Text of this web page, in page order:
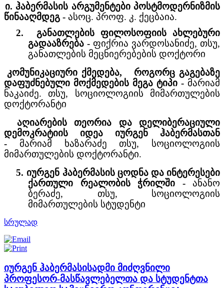
ი. ჰაბერმასის არგუმენტები პოსტმოდერნიზმის
წინააღმდეგ - ასოც. პროფ. კ. ქეცბაია.
2.
განათლების ფილოსოფიის ახლებური
გადააზრება - ფიქრია ვარდოსანიძე, თსუ,
განათლების მეცნიერებების დოქტორი
კომუნიკაციური ქმედება,
როგორც გაგებაზე
დაფუძნებული მოქმედების მეგა ტიპი - მარიამ
ნაკაიძე. თსუ, სოციოლოგიის მიმართულების
დოქტორანტი
აღიარების თეორია და დელიბერაციული
დემოკრატიის იდეა იურგენ ჰაბერმასთან
- მარიამ ხაზარაძე თსუ, სოციოლოგიის
მიმართულების დოქტორანტი.
5. იურგენ ჰაბერმასის ცოდნა და ინტერესები
ქართული რეალობის ჭრილში - ანანო
ბერაძე, თსუ, სოციოლოგიის
მიმართულების სტუდენტი
სრულად
იურგენ ჰაბერმასისადმი მიძღვნილი
პროფესორ-მასწავლებელთა და სტუდენტთა